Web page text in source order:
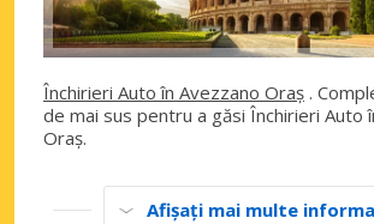
Închirieri Auto în Avezzano Oraș .
de mai sus pentru a găsi Închirieri Auto
Oraș.
Afișați mai multe